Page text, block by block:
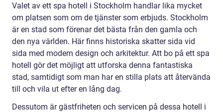
Valet av ett spa hotell i Stockholm handlar lika mycket
om platsen som om de tjänster som erbjuds. Stockholm
är en stad som förenar det bästa från den gamla och
den nya världen. Här finns historiska skatter sida vid
sida med modern design och arkitektur. Att bo på ett spa
hotell gör det möjligt att utforska denna fantastiska
stad, samtidigt som man har en stilla plats att återvända
till och vila ut efter en lång dag.
Dessutom är gästfriheten och servicen på dessa hotell i